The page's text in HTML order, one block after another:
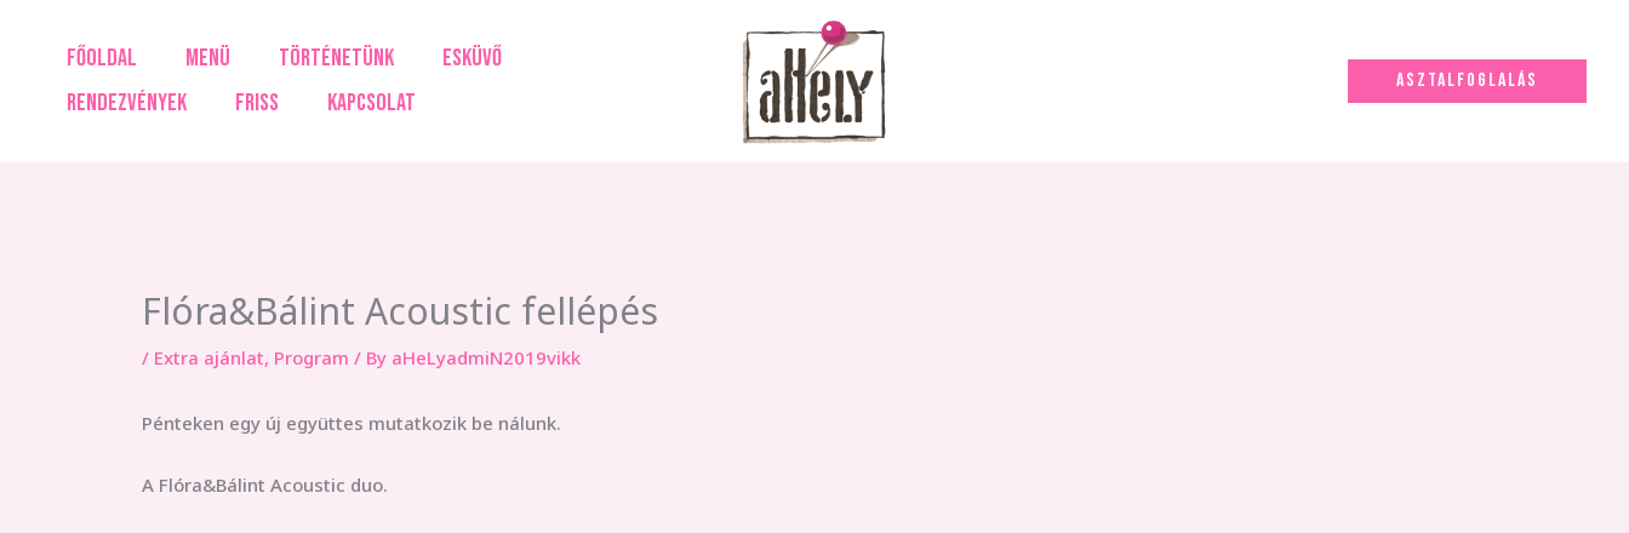
FŐOLDAL MENÜ TÖRTÉNETÜNK
ESKÜVŐ
RENDEZVÉNYEK
FRISS KAPCSOLAT
ASZTALFOGLALÁS
Flóra&Bálint Acoustic fellépés
/ Extra ajánlat, Program / By aHeLyadmiN2019vikk
Pénteken egy új együttes mutatkozik be nálunk.
A Flóra&Bálint Acoustic duo.